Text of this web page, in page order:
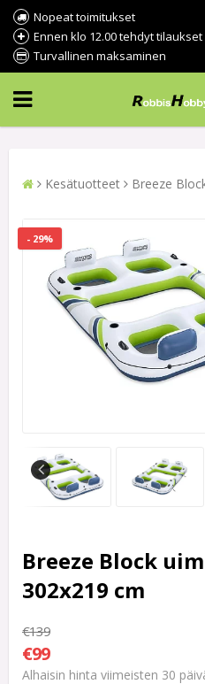
Nopeat toimitukset
Ennen klo 12.00 tehdyt
Turvallinen maksaminen
Kesätuotteet Breeze
- 29%
Breeze Block
302x219 cm
€139
€99
Alhaisin hinta viimeisten 30